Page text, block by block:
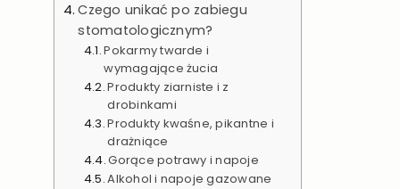
Czego unikać po zabiegu
stomatologicznym?
Pokarmy twarde i
wymagające żucia
Produkty ziarniste i z
drobinkami
Produkty kwaśne, pikantne i
drażniące
Gorące potrawy i napoje
Alkohol i napoje gazowane